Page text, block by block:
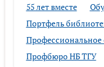
55 лет вместе
Портфель
Профессиональное
Профбюро НБ ТГУ